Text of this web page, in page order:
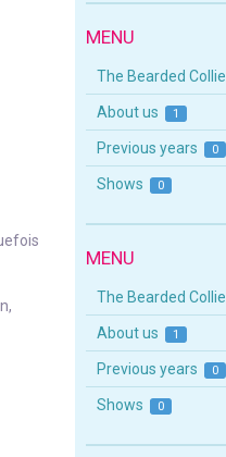
MENU
The Bearded Collie
About us 1
Previous years 0
Shows 0
MENU
The Bearded Collie
About us 1
Previous years 0
Shows 0